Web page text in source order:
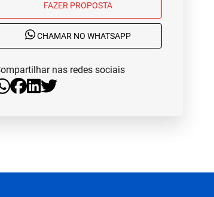
FAZER PROPOSTA
CHAMAR NO WHATSAPP
nas redes sociais